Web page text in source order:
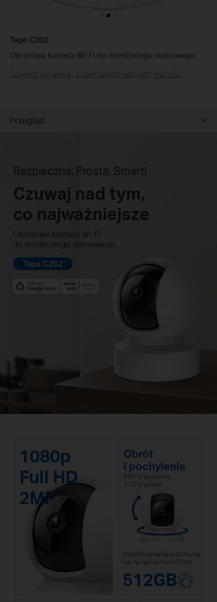
Tapo C202
Obrotowa kamera Wi-Fi do monitoringu domowego
Dowiedz się więcej o kompatybilności kart microSD
Przegląd
Bezpieczna, Prosta, Smart!
Czuwaj nad tym,
co najważniejsze
Obrotowa kamera Wi-Fi
do monitoringu domowego
Tapo C202
1080p
Full HD
2MP
Obrót
i pochylenie
360° w poziomie
113° w pionie
Przechowywanie w Chmurze
lub na karcie microSD do
512GB